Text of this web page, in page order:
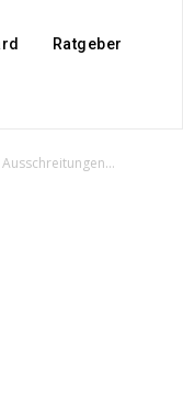
Ratgeber